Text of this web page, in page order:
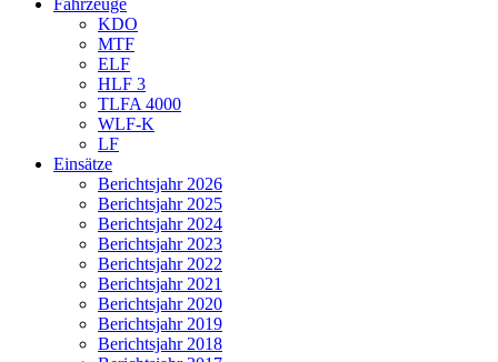
Fahrzeuge
KDO
MTF
ELF
HLF 3
TLFA 4000
WLF-K
LF
Einsätze
Berichtsjahr 2026
Berichtsjahr 2025
Berichtsjahr 2024
Berichtsjahr 2023
Berichtsjahr 2022
Berichtsjahr 2021
Berichtsjahr 2020
Berichtsjahr 2019
Berichtsjahr 2018